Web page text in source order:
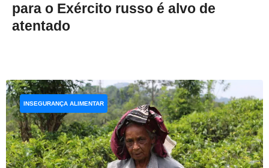
para o Exército russo é alvo de
atentado
INSEGURANÇA ALIMENTAR